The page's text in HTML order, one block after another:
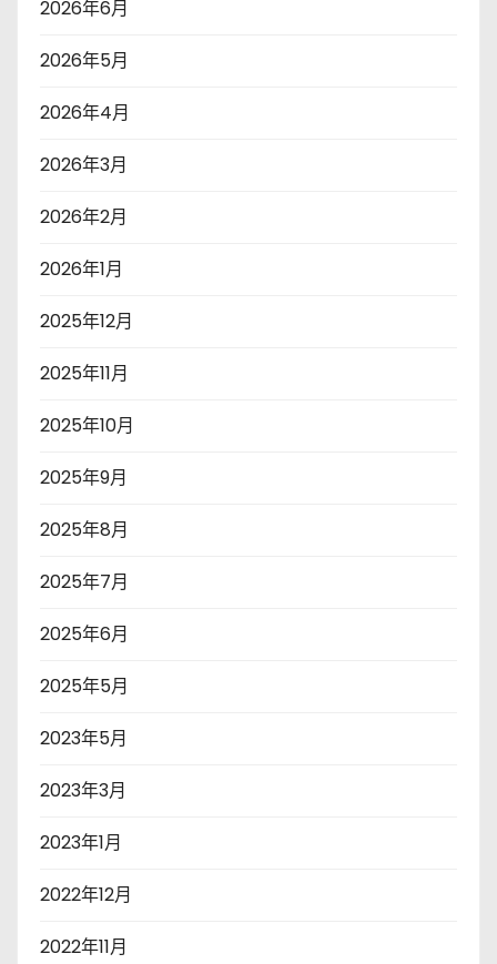
2026年6月
2026年5月
2026年4月
2026年3月
2026年2月
2026年1月
2025年12月
2025年11月
2025年10月
2025年9月
2025年8月
2025年7月
2025年6月
2025年5月
2023年5月
2023年3月
2023年1月
2022年12月
2022年11月